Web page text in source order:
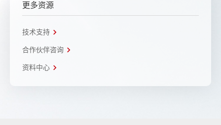
更多资源
技术支持
合作伙伴咨询
资料中心